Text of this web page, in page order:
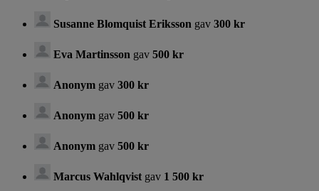
Susanne Blomquist Eriksson gav 300 kr
Eva Martinsson gav 500 kr
Anonym gav 300 kr
Anonym gav 500 kr
Anonym gav 500 kr
Marcus Wahlqvist gav 1 500 kr